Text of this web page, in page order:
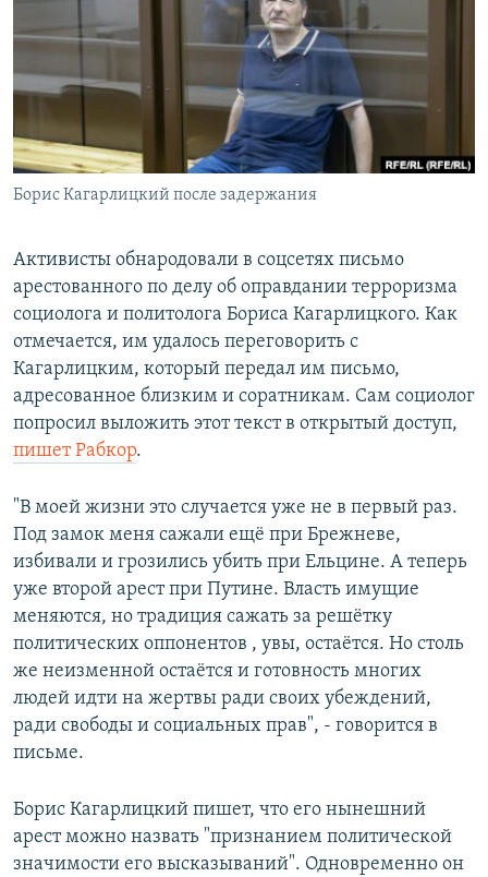
РАСПИСАНИЕ ВЕЩАНИЯ
ПОДПИШИТЕСЬ НА РАССЫЛКУ
Все сайты РСЕ/РС
Борис Кагарлицкий после задержания
Активисты обнародовали в соцсетях письмо
арестованного по делу об оправдании терроризма
социолога и политолога Бориса Кагарлицкого. Как
отмечается, им удалось переговорить с
Кагарлицким, который передал им письмо,
адресованное близким и соратникам. Сам социолог
попросил выложить этот текст в открытый доступ,
пишет Рабкор.
"В моей жизни это случается уже не в первый раз.
Под замок меня сажали ещё при Брежневе,
избивали и грозились убить при Ельцине. А теперь
уже второй арест при Путине. Власть имущие
меняются, но традиция сажать за решётку
политических оппонентов , увы, остаётся. Но столь
же неизменной остаётся и готовность многих
людей идти на жертвы ради своих убеждений,
ради свободы и социальных прав", - говорится в
письме.
Борис Кагарлицкий пишет, что его нынешний
арест можно назвать "признанием политической
значимости его высказываний". Одновременно он